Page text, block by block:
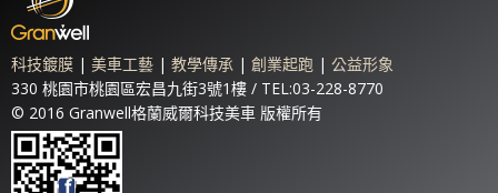
科技鍍膜 | 美車工藝 | 教學傳承 | 創業起跑 | 公益形象
330 桃園市桃園區宏昌九街3號1樓 / TEL:03-228-8770
© 2016 Granwell格蘭威爾科技美車 版權所有